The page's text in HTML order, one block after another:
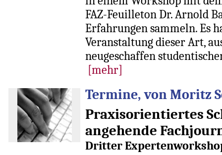
FAZ-Feuilleton Dr. Arnold
Erfahrungen sammeln. Es
Veranstaltung dieser Art,
neugeschaffen
[mehr]
Termine, von Moritz
Praxisorientiertes
angehende
Dritter